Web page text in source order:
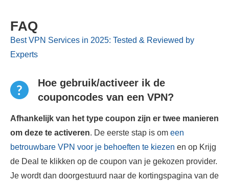
FAQ
Best VPN Services in 2025: Tested & Reviewed by
Experts
Hoe gebruik/activeer ik de
couponcodes van een VPN?
Afhankelijk van het type coupon zijn er twee manieren
om deze te activeren. De eerste stap is om een ​​
betrouwbare VPN voor je behoeften te kiezen en op Krijg
de Deal te klikken op de coupon van je gekozen provider.
Je wordt dan doorgestuurd naar de kortingspagina van de